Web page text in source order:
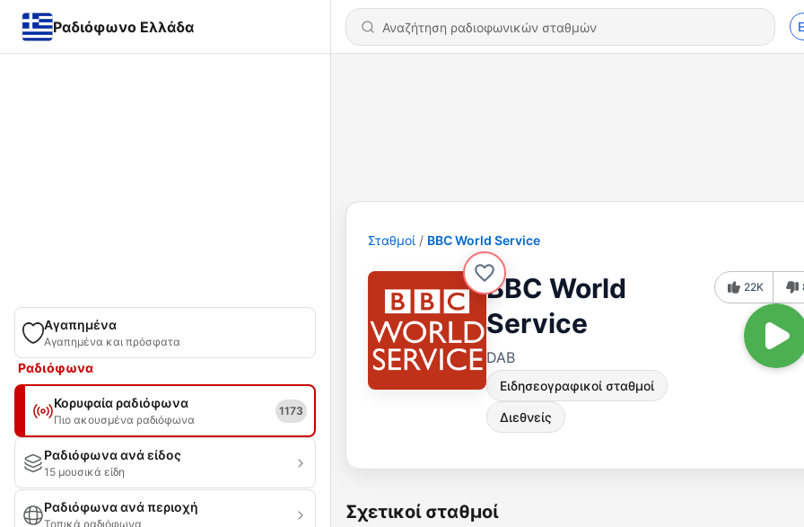
Ραδιόφωνο Ελλάδα
Αγαπημένα
Αγαπημένα και πρόσφατα
Ραδιόφωνα
Κορυφαία ραδιόφωνα
Πιο ακουσμένα ραδιόφωνα
1173
Ραδιόφωνα ανά είδος
15 μουσικά είδη
Ραδιόφωνα ανά περιοχή
Τοπικά ραδιόφωνα
Σταθμοί BBC World Service
BBC World
Service
DAB
Ειδησεογραφικοί σταθμοί
Διεθνείς
22K
Σχετικοί σταθμοί